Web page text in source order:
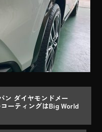
ダイヤモンドメー
ーティングはBig World